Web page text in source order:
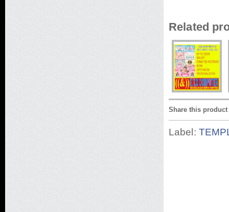
Related
Share this product
Label: